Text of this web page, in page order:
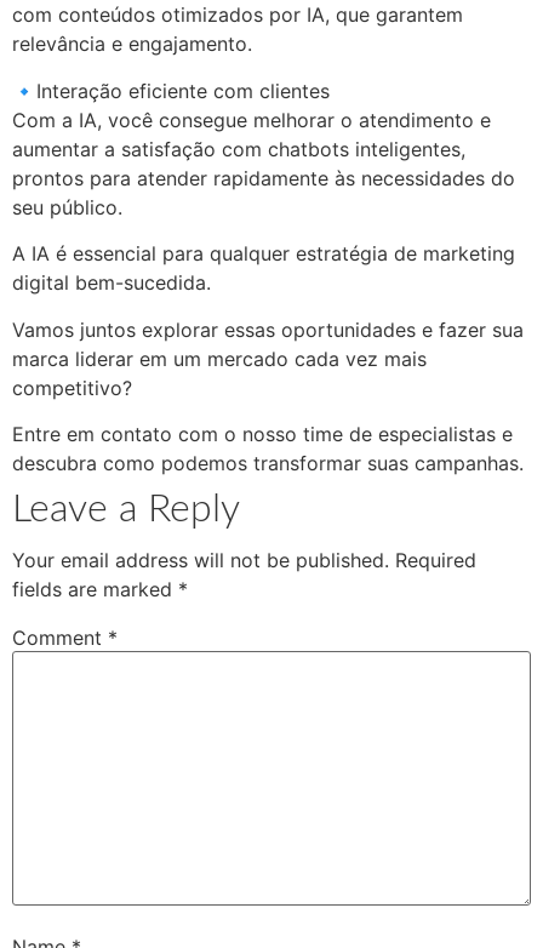
com conteúdos otimizados por IA, que garantem
relevância e engajamento.
🔹Interação eficiente com clientes
Com a IA, você consegue melhorar o atendimento e
aumentar a satisfação com chatbots inteligentes,
prontos para atender rapidamente às necessidades do
seu público.
A IA é essencial para qualquer estratégia de marketing
digital bem-sucedida.
Vamos juntos explorar essas oportunidades e fazer sua
marca liderar em um mercado cada vez mais
competitivo?
Entre em contato com o nosso time de especialistas e
descubra como podemos transformar suas campanhas.
Leave a Reply
Your email address will not be published. Required
fields are marked *
Comment *